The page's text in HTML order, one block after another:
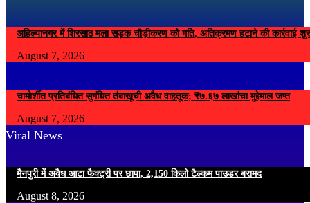
अहिल्यानगर में शिरसाठ मला सड़क चौड़ीकरण को गति, अतिक्रमण हटाने की कार्रवाई
August 7, 2026
चामोर्शीत प्रतिबंधित सुगंधित तंबाखूची अवैध वाहतूक; ₹७.६७ लाखांचा मुद्देमाल जप्त
August 7, 2026
Viral News
मैनपुरी में अवैध आटा फैक्ट्री पर छापा, 2,150 किलो टैल्कम पाउडर बरामद
August 8, 2026